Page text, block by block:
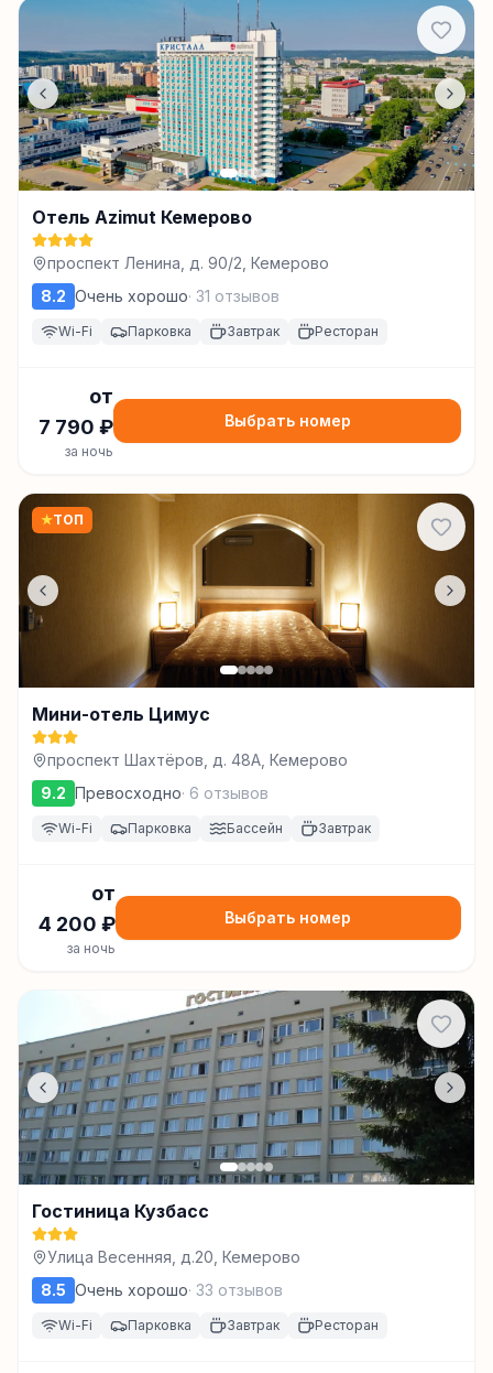
Отель Azimut Кемерово
проспект Ленина, д. 90/2, Кемерово
8.2 Очень хорошо· 31 отзывов
Wi-Fi Парковка Завтрак Ресторан
от
7 790 ₽
за ночь
Выбрать номер
★ТОП
Мини-отель Цимус
проспект Шахтёров, д. 48А, Кемерово
9.2 Превосходно· 6 отзывов
Wi-Fi Парковка Бассейн Завтрак
от
4 200 ₽
за ночь
Выбрать номер
Гостиница Кузбасс
Улица Весенняя, д.20, Кемерово
8.5 Очень хорошо· 33 отзывов
Wi-Fi Парковка Завтрак Ресторан